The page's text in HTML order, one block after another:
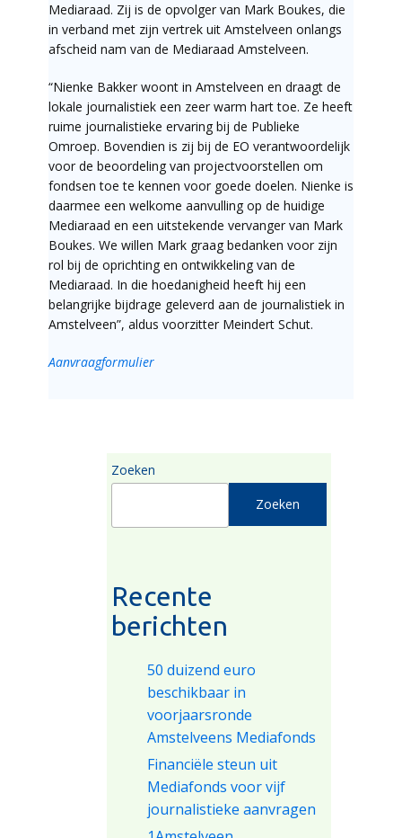
Mediaraad. Zij is de opvolger van Mark Boukes, die
in verband met zijn vertrek uit Amstelveen onlangs
afscheid nam van de Mediaraad Amstelveen.
“Nienke Bakker woont in Amstelveen en draagt de
lokale journalistiek een zeer warm hart toe. Ze heeft
ruime journalistieke ervaring bij de Publieke
Omroep. Bovendien is zij bij de EO verantwoordelijk
voor de beoordeling van projectvoorstellen om
fondsen toe te kennen voor goede doelen. Nienke is
daarmee een welkome aanvulling op de huidige
Mediaraad en een uitstekende vervanger van Mark
Boukes. We willen Mark graag bedanken voor zijn
rol bij de oprichting en ontwikkeling van de
Mediaraad. In die hoedanigheid heeft hij een
belangrijke bijdrage geleverd aan de journalistiek in
Amstelveen”, aldus voorzitter Meindert Schut.
Aanvraagformulier
Zoeken
Zoeken
Recente
berichten
50 duizend euro
beschikbaar in
voorjaarsronde
Amstelveens Mediafonds
Financiële steun uit
Mediafonds voor vijf
journalistieke aanvragen